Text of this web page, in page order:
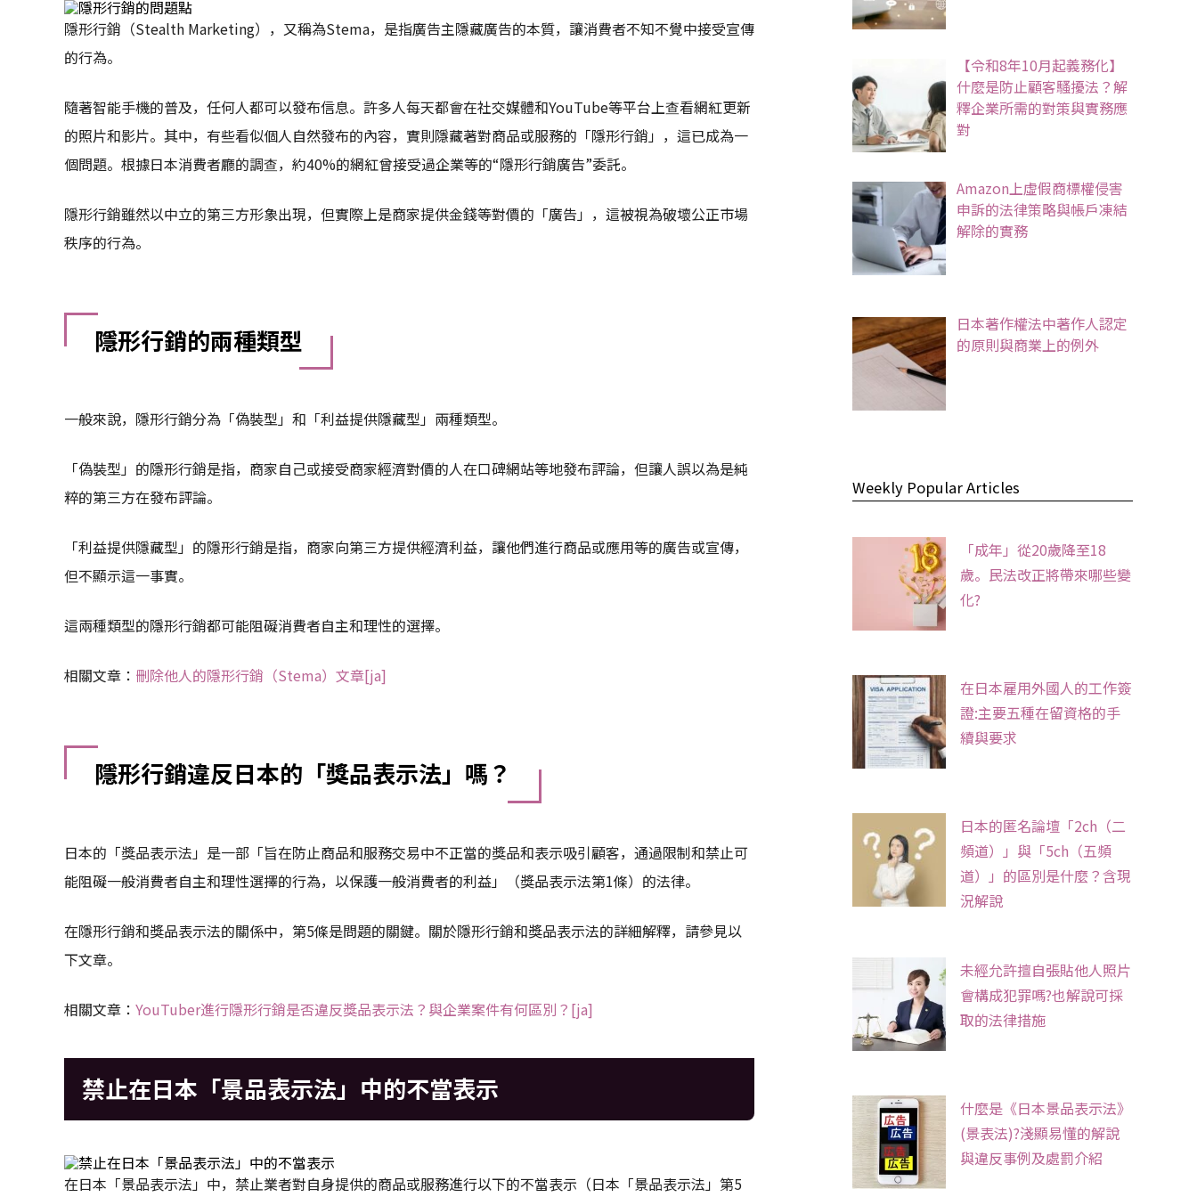
隱形行銷（Stealth Marketing），又稱為Stema，是指廣告主隱藏廣告的本質，讓消費者不知不覺中接受宣傳
的行為。
隨著智能手機的普及，任何人都可以發布信息。許多人每天都會在社交媒體和YouTube等平台上查看網紅更新
的照片和影片。其中，有些看似個人自然發布的內容，實則隱藏著對商品或服務的「隱形行銷」，這已成為一
個問題。根據日本消費者廳的調查，約40%的網紅曾接受過企業等的“隱形行銷廣告”委託。
隱形行銷雖然以中立的第三方形象出現，但實際上是商家提供金錢等對價的「廣告」，這被視為破壞公正市場
秩序的行為。
隱形行銷的兩種類型
一般來說，隱形行銷分為「偽裝型」和「利益提供隱藏型」兩種類型。
「偽裝型」的隱形行銷是指，商家自己或接受商家經濟對價的人在口碑網站等地發布評論，但讓人誤以為是純
粹的第三方在發布評論。
「利益提供隱藏型」的隱形行銷是指，商家向第三方提供經濟利益，讓他們進行商品或應用等的廣告或宣傳，
但不顯示這一事實。
這兩種類型的隱形行銷都可能阻礙消費者自主和理性的選擇。
相關文章： 刪除他人的隱形行銷（Stema）文章[ja]
隱形行銷違反日本的「獎品表示法」嗎？
日本的「獎品表示法」是一部「旨在防止商品和服務交易中不正當的獎品和表示吸引顧客，通過限制和禁止可
能阻礙一般消費者自主和理性選擇的行為，以保護一般消費者的利益」（獎品表示法第1條）的法律。
在隱形行銷和獎品表示法的關係中，第5條是問題的關鍵。關於隱形行銷和獎品表示法的詳細解釋，請參見以
下文章。
相關文章： YouTuber進行隱形行銷是否違反獎品表示法？與企業案件有何區別？[ja]
禁止在日本「景品表示法」中的不當表示
在日本「景品表示法」中，禁止業者對自身提供的商品或服務進行以下的不當表示（日本「景品表示法」第5
【令和8年10月起義務化】
什麼是防止顧客騷擾法？解
釋企業所需的對策與實務應
對
Amazon上虛假商標權侵害
申訴的法律策略與帳戶凍結
解除的實務
日本著作權法中著作人認定
的原則與商業上的例外
Weekly Popular Articles
「成年」從20歲降至18
歲。民法改正將帶來哪些變
化?
在日本雇用外國人的工作簽
證:主要五種在留資格的手
續與要求
日本的匿名論壇「2ch（二
頻道）」與「5ch（五頻
道）」的區別是什麼？含現
況解說
未經允許擅自張貼他人照片
會構成犯罪嗎?也解說可採
取的法律措施
什麼是《日本景品表示法》
(景表法)?淺顯易懂的解說
與違反事例及處罰介紹